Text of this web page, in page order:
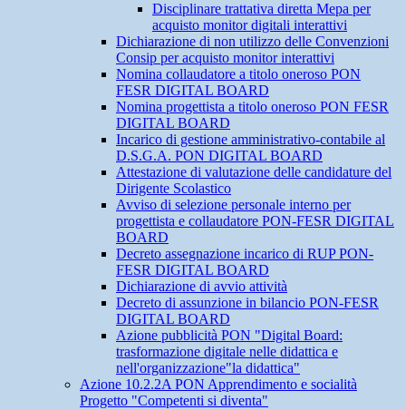
Disciplinare trattativa diretta Mepa per
acquisto monitor digitali interattivi
Dichiarazione di non utilizzo delle Convenzioni
Consip per acquisto monitor interattivi
Nomina collaudatore a titolo oneroso PON
FESR DIGITAL BOARD
Nomina progettista a titolo oneroso PON FESR
DIGITAL BOARD
Incarico di gestione amministrativo-contabile al
D.S.G.A. PON DIGITAL BOARD
Attestazione di valutazione delle candidature del
Dirigente Scolastico
Avviso di selezione personale interno per
progettista e collaudatore PON-FESR DIGITAL
BOARD
Decreto assegnazione incarico di RUP PON-
FESR DIGITAL BOARD
Dichiarazione di avvio attività
Decreto di assunzione in bilancio PON-FESR
DIGITAL BOARD
Azione pubblicità PON "Digital Board:
trasformazione digitale nelle didattica e
nell'organizzazione"la didattica"
Azione 10.2.2A PON Apprendimento e socialità
Progetto "Competenti si diventa"